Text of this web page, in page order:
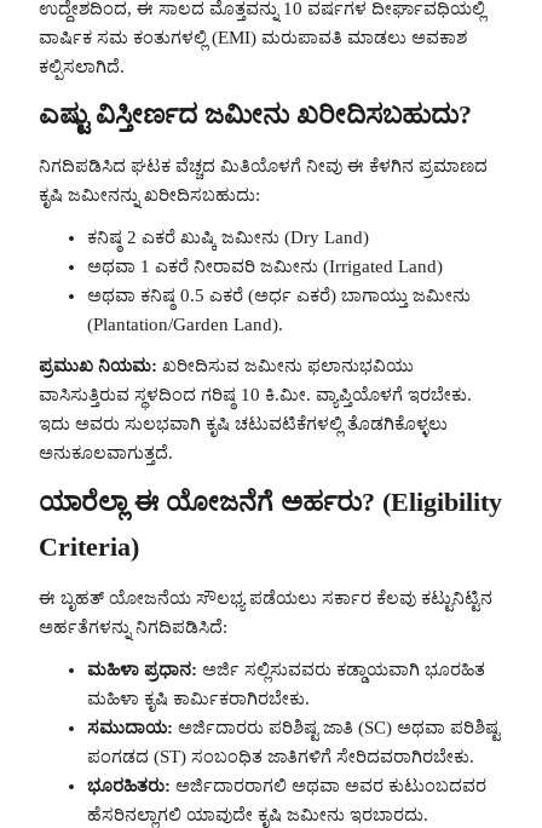
ಉದ್ದೇಶದಿಂದ, ಈ ಸಾಲದ ಮೊತ್ತವನ್ನು 10 ವರ್ಷಗಳ ದೀರ್ಘಾವಧಿಯಲ್ಲಿ
ವಾರ್ಷಿಕ ಸಮ ಕಂತುಗಳಲ್ಲಿ (EMI) ಮರುಪಾವತಿ ಮಾಡಲು ಅವಕಾಶ
ಕಲ್ಪಿಸಲಾಗಿದೆ.
ಎಷ್ಟು ವಿಸ್ತೀರ್ಣದ ಜಮೀನು ಖರೀದಿಸಬಹುದು?
ನಿಗದಿಪಡಿಸಿದ ಘಟಕ ವೆಚ್ಚದ ಮಿತಿಯೊಳಗೆ ನೀವು ಈ ಕೆಳಗಿನ ಪ್ರಮಾಣದ
ಕೃಷಿ ಜಮೀನನ್ನು ಖರೀದಿಸಬಹುದು:
ಕನಿಷ್ಠ 2 ಎಕರೆ ಖುಷ್ಕಿ ಜಮೀನು (Dry Land)
ಅಥವಾ 1 ಎಕರೆ ನೀರಾವರಿ ಜಮೀನು (Irrigated Land)
ಅಥವಾ ಕನಿಷ್ಠ 0.5 ಎಕರೆ (ಅರ್ಧ ಎಕರೆ) ಬಾಗಾಯ್ತು ಜಮೀನು
(Plantation/Garden Land).
ಪ್ರಮುಖ ನಿಯಮ: ಖರೀದಿಸುವ ಜಮೀನು ಫಲಾನುಭವಿಯು
ವಾಸಿಸುತ್ತಿರುವ ಸ್ಥಳದಿಂದ ಗರಿಷ್ಠ 10 ಕಿ.ಮೀ. ವ್ಯಾಪ್ತಿಯೊಳಗೆ ಇರಬೇಕು.
ಇದು ಅವರು ಸುಲಭವಾಗಿ ಕೃಷಿ ಚಟುವಟಿಕೆಗಳಲ್ಲಿ ತೊಡಗಿಕೊಳ್ಳಲು
ಅನುಕೂಲವಾಗುತ್ತದೆ.
ಯಾರೆಲ್ಲಾ ಈ ಯೋಜನೆಗೆ ಅರ್ಹರು? (Eligibility
Criteria)
ಈ ಬೃಹತ್ ಯೋಜನೆಯ ಸೌಲಭ್ಯ ಪಡೆಯಲು ಸರ್ಕಾರ ಕೆಲವು ಕಟ್ಟುನಿಟ್ಟಿನ
ಅರ್ಹತೆಗಳನ್ನು ನಿಗದಿಪಡಿಸಿದೆ:
ಮಹಿಳಾ ಪ್ರಧಾನ: ಅರ್ಜಿ ಸಲ್ಲಿಸುವವರು ಕಡ್ಡಾಯವಾಗಿ ಭೂರಹಿತ
ಮಹಿಳಾ ಕೃಷಿ ಕಾರ್ಮಿಕರಾಗಿರಬೇಕು.
ಸಮುದಾಯ: ಅರ್ಜಿದಾರರು ಪರಿಶಿಷ್ಟ ಜಾತಿ (SC) ಅಥವಾ ಪರಿಶಿಷ್ಟ
ಪಂಗಡದ (ST) ಸಂಬಂಧಿತ ಜಾತಿಗಳಿಗೆ ಸೇರಿದವರಾಗಿರಬೇಕು.
ಭೂರಹಿತರು: ಅರ್ಜಿದಾರರಾಗಲಿ ಅಥವಾ ಅವರ ಕುಟುಂಬದವರ
ಹೆಸರಿನಲ್ಲಾಗಲಿ ಯಾವುದೇ ಕೃಷಿ ಜಮೀನು ಇರಬಾರದು.